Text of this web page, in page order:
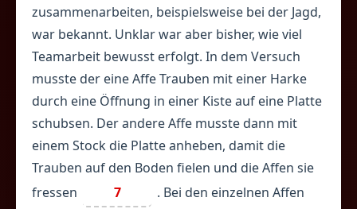
zusammenarbeiten, beispielsweise bei der Jagd,
war bekannt. Unklar war aber bisher, wie viel
Teamarbeit bewusst erfolgt. In dem Versuch
musste der eine Affe Trauben mit einer Harke
durch eine Öffnung in einer Kiste auf eine Platte
schubsen. Der andere Affe musste dann mit
einem Stock die Platte anheben, damit die
Trauben auf den Boden fielen und die Affen sie
fressen
7
. Bei den einzelnen Affen